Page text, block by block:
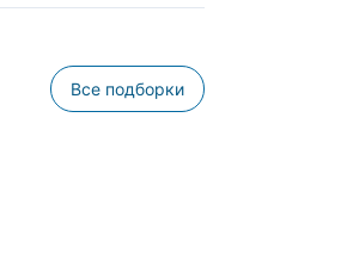
Все подборки